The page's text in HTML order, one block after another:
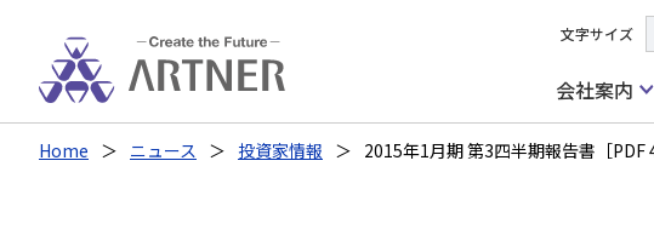
文字サイズ
会社案内
Home ニュース 投資家情報 2015年1月期 第3四半期報告書［PDF